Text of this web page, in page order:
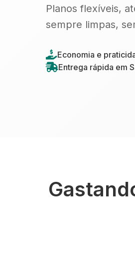
Planos flexíveis,
sempre limpas,
Economia e
Entrega rápida em